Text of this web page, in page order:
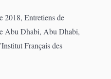
2018, Entretiens de
Abu Dhabi, Abu Dhabi,
Français des